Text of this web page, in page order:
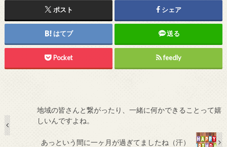
ポスト シェア
はてブ 送る
Pocket feedly
地域の皆さんと繋がったり、一緒に何かできることって嬉
しいんですよね。
あっという間に一ヶ月が過ぎてましたね（汗）